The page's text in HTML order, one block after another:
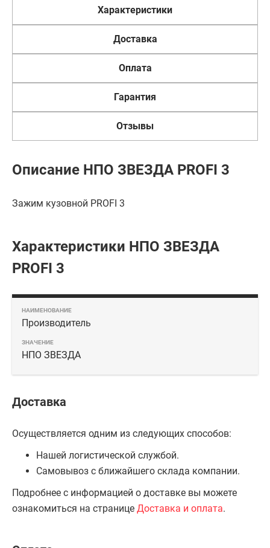
Характеристики
Доставка
Оплата
Гарантия
Отзывы
Описание НПО ЗВЕЗДА PROFI 3
Зажим кузовной PROFI 3
Характеристики НПО ЗВЕЗДА
PROFI 3
Производитель
НПО ЗВЕЗДА
Доставка
Осуществляется одним из следующих способов:
Нашей логистической службой.
Самовывоз с ближайшего склада компании.
Подробнее с информацией о доставке вы можете
ознакомиться на странице Доставка и оплата.